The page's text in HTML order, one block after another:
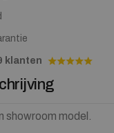
klanten
model.